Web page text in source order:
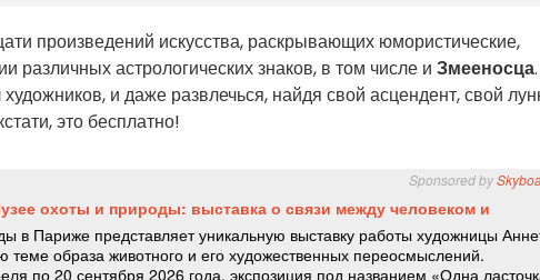
произведений искусства, раскрывающих юмористические,
различных астрологических знаков, в том числе и Змееносца
и даже развлечься, найдя свой асцендент, свой
это бесплатно!